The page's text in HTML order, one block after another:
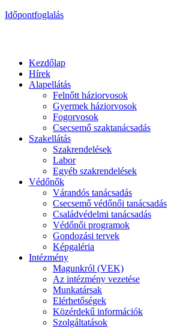
Időpontfoglalás
Kezdőlap
Hírek
Alapellátás
Felnőtt háziorvosok
Gyermek háziorvosok
Fogorvosok
Csecsemő szaktanácsadás
Szakellátás
Szakrendelések
Labor
Egyéb szakrendelések
Védőnők
Várandós tanácsadás
Csecsemő védőnői tanácsadás
Családvédelmi tanácsadás
Védőnői programok
Gondozási tervek
Képgaléria
Intézmény
Magunkról (VEK)
Az intézmény vezetése
Munkatársak
Elérhetőségek
Közérdekű információk
Szolgáltatások